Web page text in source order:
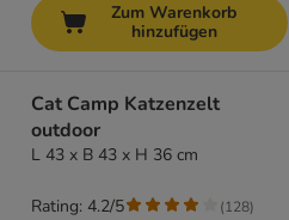
Zum Warenkorb
hinzufügen
Cat Camp Katzenzelt
outdoor
L 43 x B 43 x H 36 cm
Rating: 4.2/5 (128)